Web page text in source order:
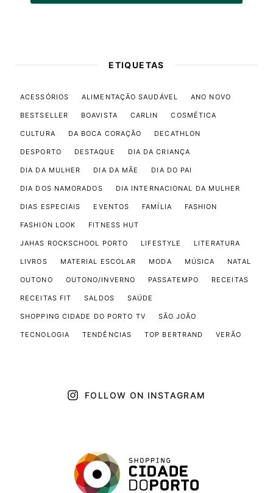
ETIQUETAS
ACESSÓRIOS ALIMENTAÇÃO SAUDÁVEL ANO NOVO
BESTSELLER BOAVISTA CARLIN COSMÉTICA
CULTURA DA BOCA CORAÇÃO DECATHLON
DESPORTO DESTAQUE DIA DA CRIANÇA
DIA DA MULHER DIA DA MÃE DIA DO PAI
DIA DOS NAMORADOS DIA INTERNACIONAL DA MULHER
DIAS ESPECIAIS EVENTOS FAMÍLIA FASHION
FASHION LOOK FITNESS HUT
JAHAS ROCKSCHOOL PORTO LIFESTYLE LITERATURA
LIVROS MATERIAL ESCOLAR MODA MÚSICA NATAL
OUTONO OUTONO/INVERNO PASSATEMPO RECEITAS
RECEITAS FIT SALDOS SAÚDE
SHOPPING CIDADE DO PORTO TV SÃO JOÃO
TECNOLOGIA TENDÊNCIAS TOP BERTRAND VERÃO
FOLLOW ON INSTAGRAM